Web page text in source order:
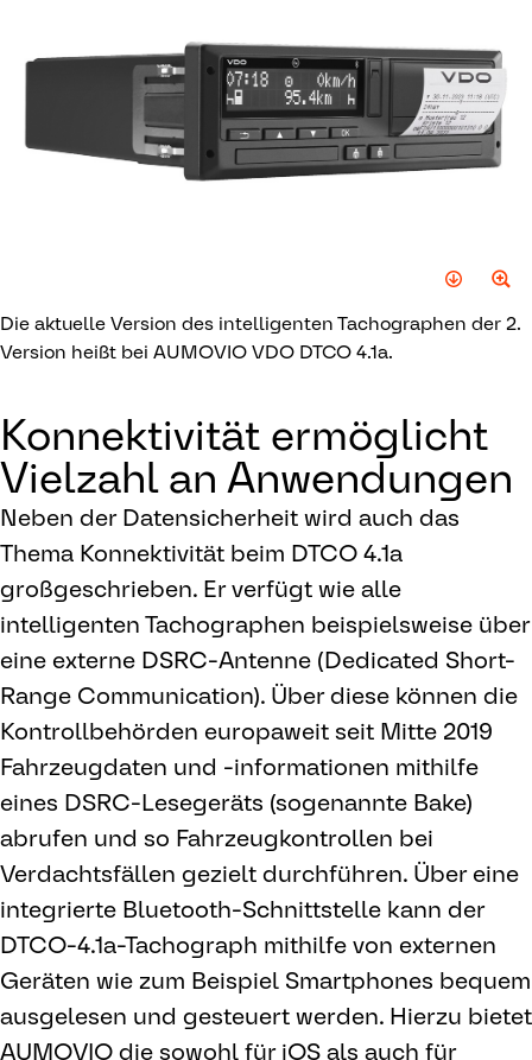
Die aktuelle Version des intelligenten Tachographen der 2.
Version heißt bei AUMOVIO VDO DTCO 4.1a.
Konnektivität ermöglicht
Vielzahl an Anwendungen
Neben der Datensicherheit wird auch das
Thema Konnektivität beim DTCO 4.1a
großgeschrieben. Er verfügt wie alle
intelligenten Tachographen beispielsweise über
eine externe DSRC-Antenne (Dedicated Short-
Range Communication). Über diese können die
Kontrollbehörden europaweit seit Mitte 2019
Fahrzeugdaten und -informationen mithilfe
eines DSRC-Lesegeräts (sogenannte Bake)
abrufen und so Fahrzeugkontrollen bei
Verdachtsfällen gezielt durchführen. Über eine
integrierte Bluetooth-Schnittstelle kann der
DTCO-4.1a-Tachograph mithilfe von externen
Geräten wie zum Beispiel Smartphones bequem
ausgelesen und gesteuert werden. Hierzu bietet
AUMOVIO die sowohl für iOS als auch für